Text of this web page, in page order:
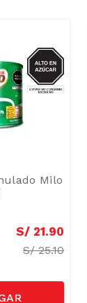
AZUCAR
Milo
S/ 21.90
S/25.10